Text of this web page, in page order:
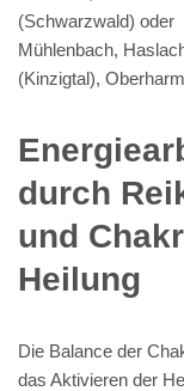
(Schwarzwald) oder
Mühlenbach,
(Kinzigtal),
durch
und
Heilung
Die Balance der
das Aktivieren der